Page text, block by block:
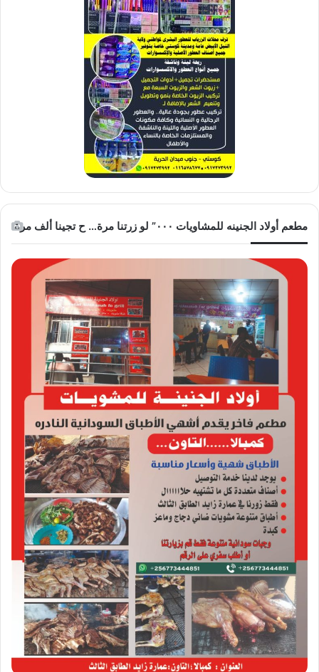
مطعم أولاد الجنينه للمشاويات ٠٠٠” لو زرتنا مرة… ح تجينا ألف مرة